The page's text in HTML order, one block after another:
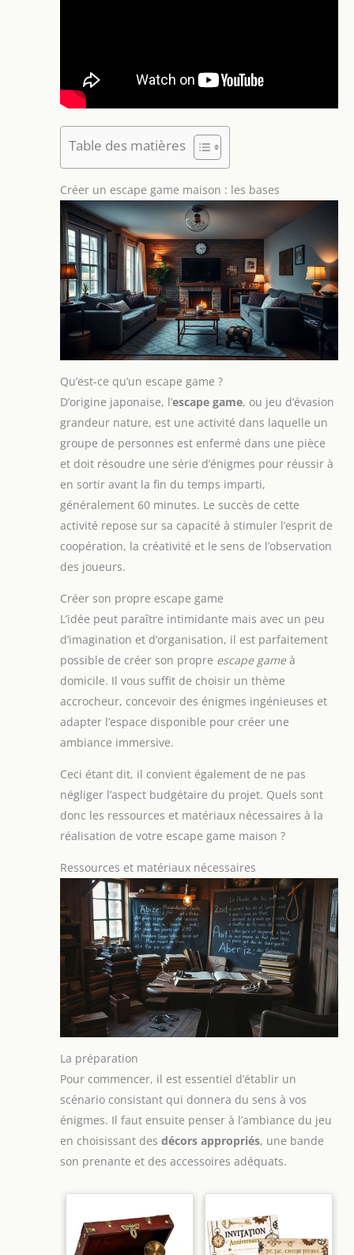
Table des matières
Créer un escape game maison : les bases
Qu’est-ce qu’un escape game ?
D’origine japonaise, l’escape game, ou jeu d’évasion
grandeur nature, est une activité dans laquelle un
groupe de personnes est enfermé dans une pièce
et doit résoudre une série d’énigmes pour réussir à
en sortir avant la fin du temps imparti,
généralement 60 minutes. Le succès de cette
activité repose sur sa capacité à stimuler l’esprit de
coopération, la créativité et le sens de l’observation
des joueurs.
Créer son propre escape game
L’idée peut paraître intimidante mais avec un peu
d’imagination et d’organisation, il est parfaitement
possible de créer son propre escape gameà
domicile. Il vous suffit de choisir un thème
accrocheur, concevoir des énigmes ingénieuses et
adapter l’espace disponible pour créer une
ambiance immersive.
Ceci étant dit, il convient également de ne pas
négliger l’aspect budgétaire du projet. Quels sont
donc les ressources et matériaux nécessaires à la
réalisation de votre escape game maison ?
Ressources et matériaux nécessaires
La préparation
Pour commencer, il est essentiel d’établir un
scénario consistant qui donnera du sens à vos
énigmes. Il faut ensuite penser à l’ambiance du jeu
en choisissant des décors appropriés, une bande
son prenante et des accessoires adéquats.